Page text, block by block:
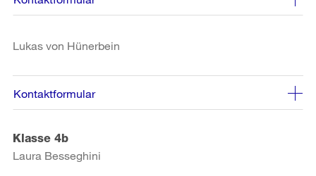
Lukas von Hünerbein
Kontaktformular
Klasse 4b
Laura Besseghini